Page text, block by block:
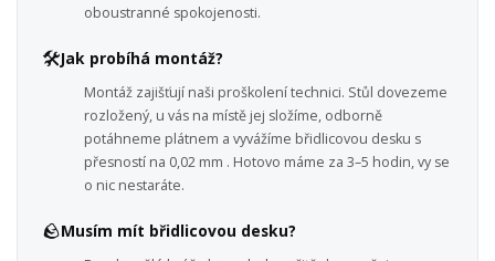
oboustranné spokojenosti.
🛠️Jak probíhá montáž?
Montáž zajišťují naši proškolení technici. Stůl dovezeme
rozložený, u vás na místě jej složíme, odborně
potáhneme plátnem a vyvážíme břidlicovou desku s
přesností na 0,02 mm . Hotovo máme za 3–5 hodin, vy se
o nic nestaráte.
🪨Musím mít břidlicovou desku?